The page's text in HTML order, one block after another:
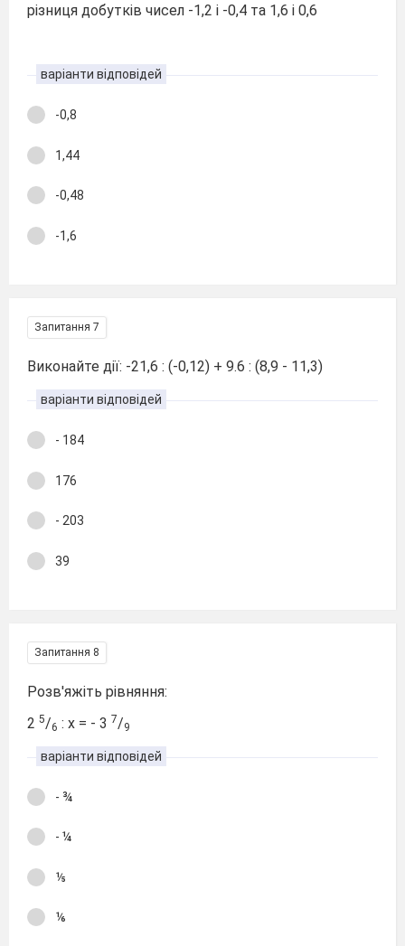
різниця добутків чисел -1,2 і -0,4 та 1,6 і 0,6
варіанти відповідей
-0,8
1,44
-0,48
-1,6
Запитання 7
Виконайте дії: -21,6 : (-0,12) + 9.6 : (8,9 - 11,3)
варіанти відповідей
- 184
176
- 203
39
Запитання 8
Розв'яжіть рівняння:
2 5/6 : х = - 3 7/9
варіанти відповідей
- ¾
- ¼
⅕
⅙